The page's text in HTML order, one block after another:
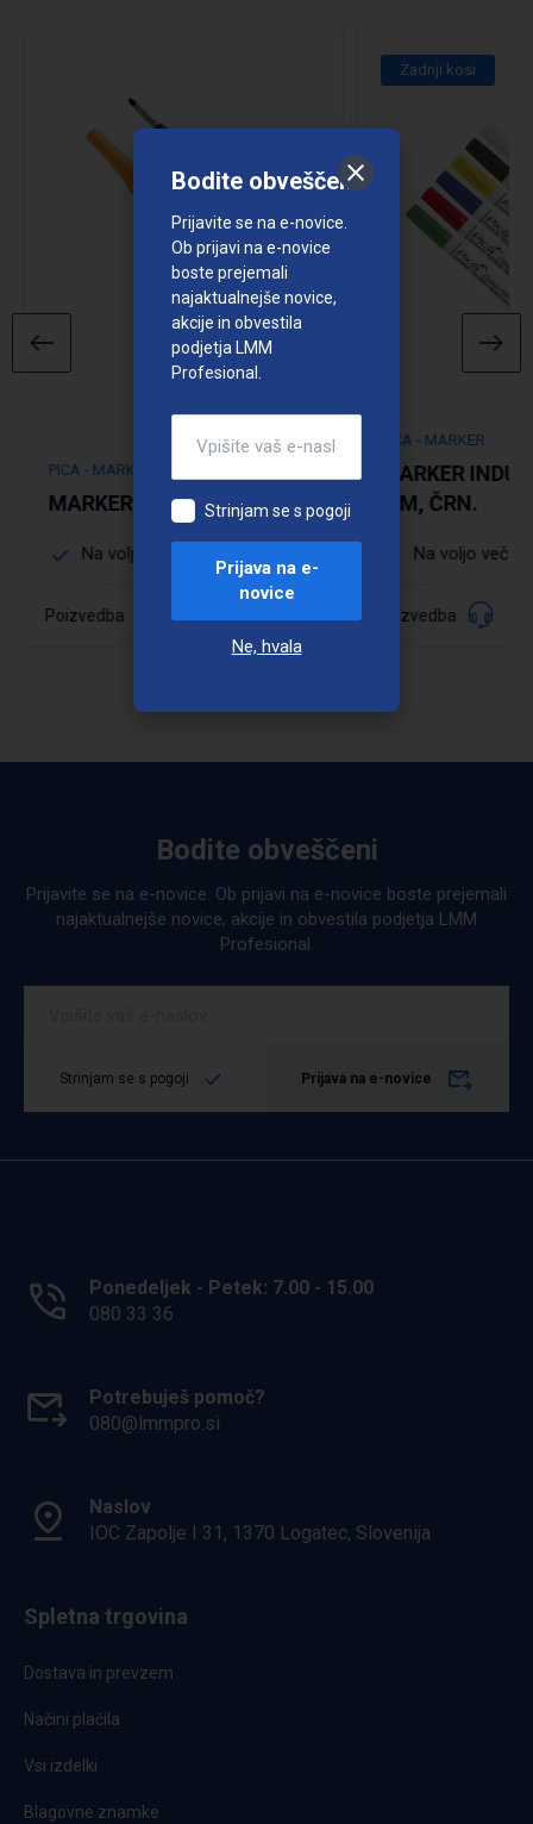
PICA - MARKER
MARKER INK XXL MODRA
Na voljo več dimenzij
Poizvedba
Zadnji kosi
PICA - MARKER
MARKER
MM, ČRN.
Na voljo več
Poizvedba
Bodite obveščeni
Prijavite se na e-novice. Ob prijavi na e-novice boste prejemali
najaktualnejše novice, akcije in obvestila podjetja LMM
Profesional.
Strinjam se s pogoji Prijava na e-novice
Ponedeljek - Petek: 7.00 - 15.00
080 33 36
Potrebuješ pomoč?
080@lmmpro.si
Naslov
IOC Zapolje I 31, 1370 Logatec, Slovenija
Spletna trgovina
Dostava in prevzem
Načini plačila
Vsi izdelki
Blagovne znamke
Bodite obveščeni
Prijavite se na e-novice.
Ob prijavi na e-novice
boste prejemali
najaktualnejše novice,
akcije in obvestila
podjetja LMM
Profesional.
Strinjam se s pogoji
Prijava na e-
novice
Ne, hvala